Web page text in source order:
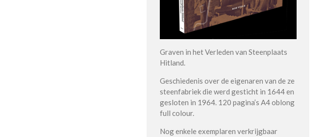
Graven in het Verleden van Steenplaats
Hitland.
Geschiedenis over de eigenaren van de ze
steenfabriek die werd gesticht in 1644 en
gesloten in 1964. 120 pagina’s A4 oblong
full colour.
Nog enkele exemplaren verkrijgbaar